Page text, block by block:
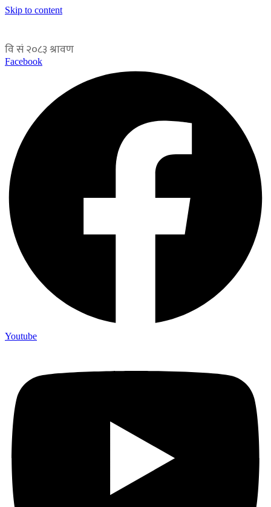
Skip to content
Facebook
Youtube